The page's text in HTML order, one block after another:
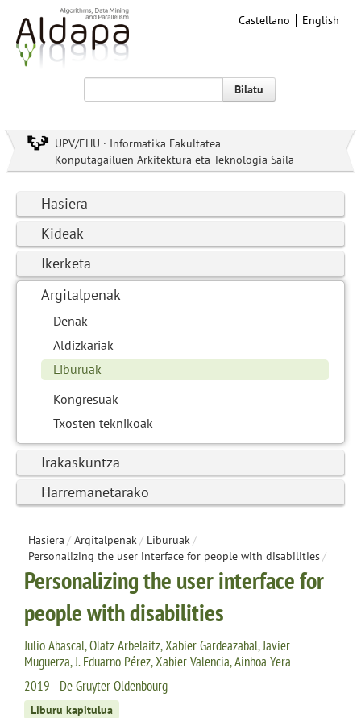
Castellano English
Bilatu
UPV/EHU · Informatika Fakultatea
Konputagailuen Arkitektura eta Teknologia Saila
Hasiera
Kideak
Ikerketa
Argitalpenak
Denak
Aldizkariak
Liburuak
Kongresuak
Txosten teknikoak
Irakaskuntza
Harremanetarako
Hasiera / Argitalpenak/ Liburuak/
Personalizing the user interface for people with disabilities/
Personalizing the user interface for
people with disabilities
Julio Abascal, Olatz Arbelaitz, Xabier Gardeazabal, Javier
Muguerza, J. Eduarno Pérez, Xabier Valencia, Ainhoa Yera
2019 - De Gruyter Oldenbourg
Liburu kapitulua